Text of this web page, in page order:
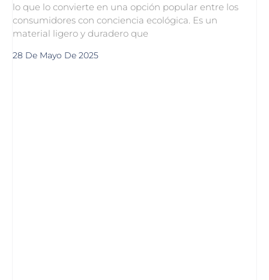
lo que lo convierte en una opción popular entre los
consumidores con conciencia ecológica. Es un
material ligero y duradero que
28 De Mayo De 2025